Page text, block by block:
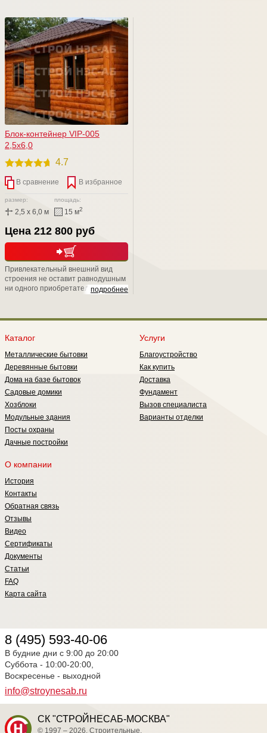
драгоценное время на то, чтобы
возводить своими руками не пойми
что. Доверьтесь профессионалам
из компании СТРОЙ НЭСАБ-н - и
Вы не разочаруетесь!
Блок-контейнер VIP-005
2,5х6,0
4.7
В сравнение В избранное
размер:
2,5 x 6,0 м
площадь:
15 м2
Цена 212 800 руб
подробнее
Привлекательный внешний вид
строения не оставит равнодушным
ни одного приобретателя. Скрытый
уникальную возможность положить
обеспечить круглогодичное
Каталог
Металлические бытовки
Деревянные бытовки
Дома на базе бытовок
Садовые домики
Хозблоки
Модульные здания
Посты охраны
Дачные постройки
Услуги
Благоустройство
Как купить
Доставка
Фундамент
Вызов специалиста
Варианты отделки
О компании
История
Контакты
Обратная связь
Отзывы
Видео
Сертификаты
Документы
Статьи
FAQ
Карта сайта
8 (495) 593-40-06
В будние дни с 9:00 до 20:00
Суббота - 10:00-20:00,
Воскресенье - выходной
info@stroynesab.ru
СК "СТРОЙНЕСАБ-МОСКВА"
© 1997 – 2026. Строительные,